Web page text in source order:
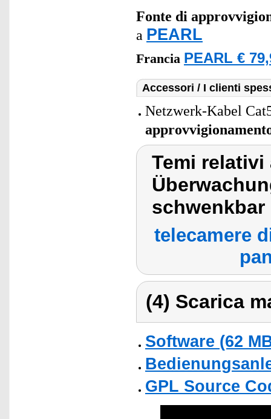
Fonte di
a PEARL
Francia PEARL €
Accessori / I clienti
Netzwerk-Kabel
Temi relativi
schwenkbar
telecamere
(4) Scarica
Software (62
GPL Source